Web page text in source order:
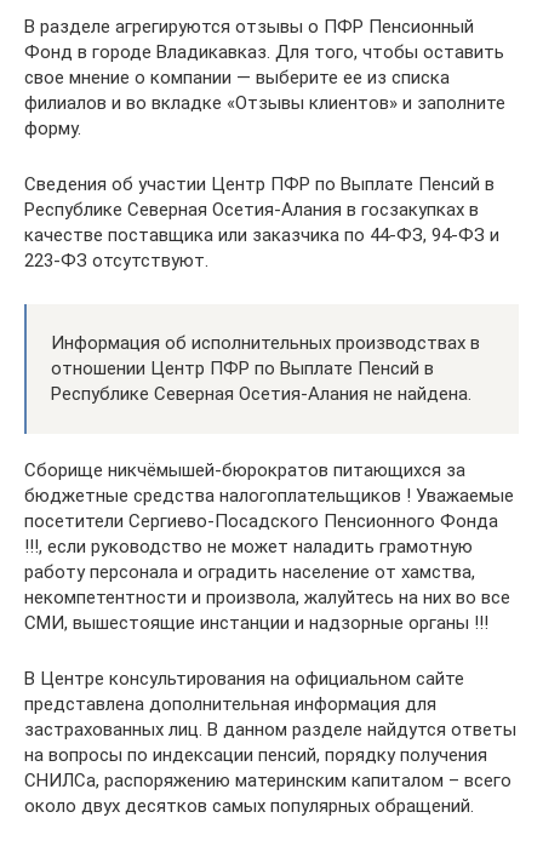
В разделе агрегируются отзывы о ПФР Пенсионный
Фонд в городе Владикавказ. Для того, чтобы оставить
свое мнение о компании — выберите ее из списка
филиалов и во вкладке «Отзывы клиентов» и заполните
форму.
Сведения об участии Центр ПФР по Выплате Пенсий в
Республике Северная Осетия-Алания в госзакупках в
качестве поставщика или заказчика по 44-ФЗ, 94-ФЗ и
223-ФЗ отсутствуют.
Информация об исполнительных производствах в
отношении Центр ПФР по Выплате Пенсий в
Республике Северная Осетия-Алания не найдена.
Сборище никчёмышей-бюрократов питающихся за
бюджетные средства налогоплательщиков ! Уважаемые
посетители Сергиево-Посадского Пенсионного Фонда
!!!, если руководство не может наладить грамотную
работу персонала и оградить население от хамства,
некомпетентности и произвола, жалуйтесь на них во все
СМИ, вышестоящие инстанции и надзорные органы !!!
В Центре консультирования на официальном сайте
представлена дополнительная информация для
застрахованных лиц. В данном разделе найдутся ответы
на вопросы по индексации пенсий, порядку получения
СНИЛСа, распоряжению материнским капиталом – всего
около двух десятков самых популярных обращений.